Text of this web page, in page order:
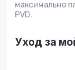
максимально
PVD.
Уход за